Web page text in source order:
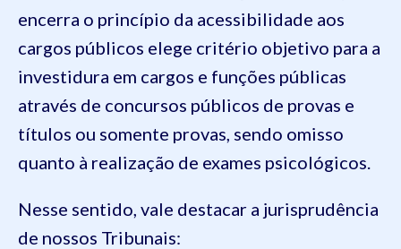
encerra o princípio da acessibilidade aos
cargos públicos elege critério objetivo para a
investidura em cargos e funções públicas
através de concursos públicos de provas e
títulos ou somente provas, sendo omisso
quanto à realização de exames psicológicos.
Nesse sentido, vale destacar a jurisprudência
de nossos Tribunais: